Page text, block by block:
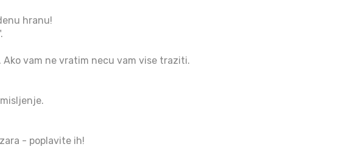
hranu!
Ako vam ne vratim necu vam vise traziti.
- poplavite ih!